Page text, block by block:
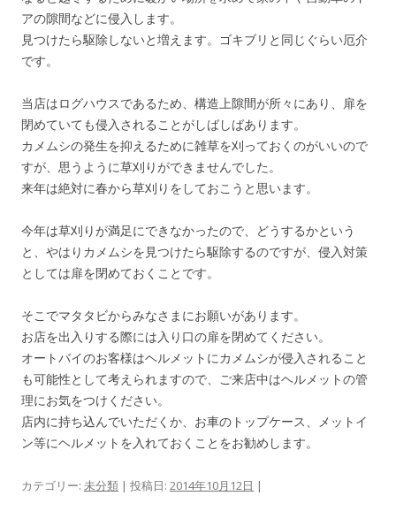
アの隙間などに侵入します。
見つけたら駆除しないと増えます。ゴキブリと同じぐらい厄介
です。
当店はログハウスであるため、構造上隙間が所々にあり、扉を
閉めていても侵入されることがしばしばあります。
カメムシの発生を抑えるために雑草を刈っておくのがいいので
すが、思うように草刈りができませんでした。
来年は絶対に春から草刈りをしておこうと思います。
今年は草刈りが満足にできなかったので、どうするかという
と、やはりカメムシを見つけたら駆除するのですが、侵入対策
としては扉を閉めておくことです。
そこでマタタビからみなさまにお願いがあります。
お店を出入りする際には入り口の扉を閉めてください。
オートバイのお客様はヘルメットにカメムシが侵入されること
も可能性として考えられますので、ご来店中はヘルメットの管
理にお気をつけください。
店内に持ち込んでいただくか、お車のトップケース、メットイ
ン等にヘルメットを入れておくことをお勧めします。
カテゴリー: 未分類 | 投稿日: 2014年10月12日 |